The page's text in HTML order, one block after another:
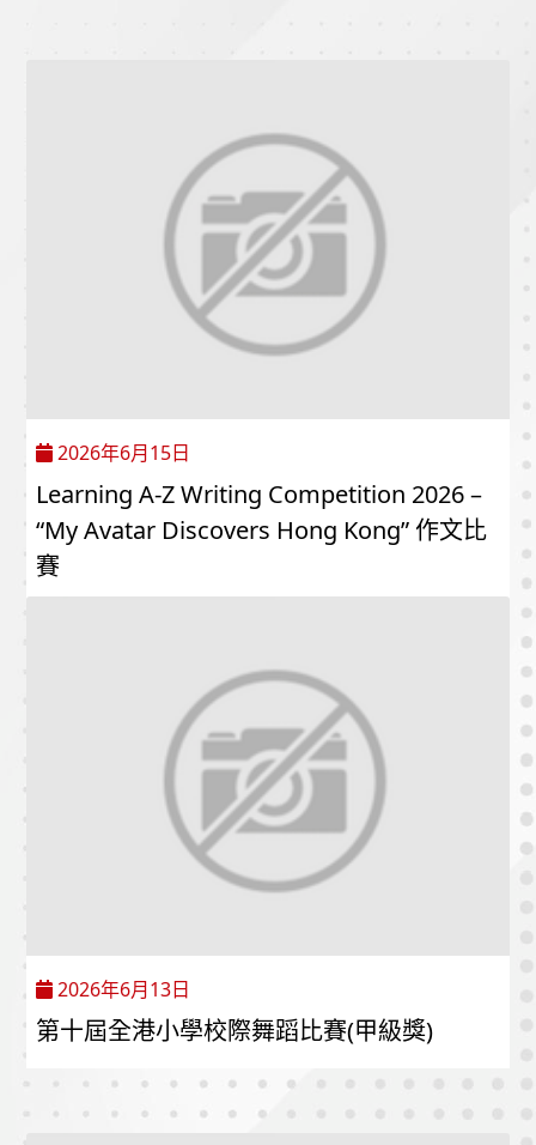
2026年6月15日
Learning A-Z Writing Competition 2026 –
“My Avatar Discovers Hong Kong” 作文比
賽
2026年6月13日
第十屆全港小學校際舞蹈比賽(甲級獎)